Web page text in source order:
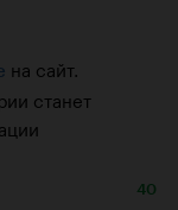
на сайт.
станет
40